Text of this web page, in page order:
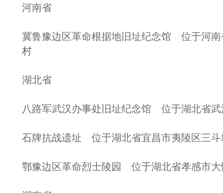
河南省
冀鲁豫边区革命根据地旧址纪念馆 位于河
村
湖北省
八路军武汉办事处旧址纪念馆 位于湖北省
石牌抗战遗址 位于湖北省宜昌市夷陵区三斗
鄂豫边区革命烈士陵园 位于湖北省孝感市